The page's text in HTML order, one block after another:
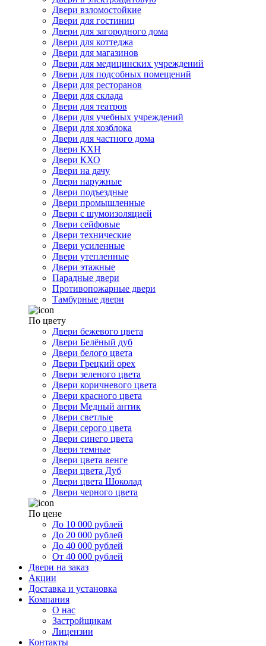
Двери взломостойкие
Двери для гостиниц
Двери для загородного дома
Двери для коттеджа
Двери для магазинов
Двери для медицинских учреждений
Двери для подсобных помещений
Двери для ресторанов
Двери для склада
Двери для театров
Двери для учебных учреждений
Двери для хозблока
Двери для частного дома
Двери КХН
Двери КХО
Двери на дачу
Двери наружные
Двери подъездные
Двери промышленные
Двери с шумоизоляцией
Двери сейфовые
Двери технические
Двери усиленные
Двери утепленные
Двери этажные
Парадные двери
Противопожарные двери
Тамбурные двери
По цвету
Двери бежевого цвета
Двери Белёный дуб
Двери белого цвета
Двери Грецкий орех
Двери зеленого цвета
Двери коричневого цвета
Двери красного цвета
Двери Медный антик
Двери светлые
Двери серого цвета
Двери синего цвета
Двери темные
Двери цвета венге
Двери цвета Дуб
Двери цвета Шоколад
Двери черного цвета
По цене
До 10 000 рублей
До 20 000 рублей
До 40 000 рублей
От 40 000 рублей
Двери на заказ
Акции
Доставка и установка
Компания
О нас
Застройщикам
Лицензии
Контакты